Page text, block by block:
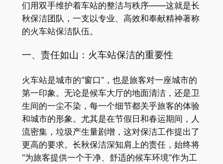
们用双手维护着车站的整洁与秩序——这就是长
秋保洁团队，一支以专业、高效和奉献精神著称
的火车站保洁队伍。
一、责任如山：火车站保洁的重要性
火车站是城市的“窗口”，也是旅客对一座城市的
第一印象。无论是候车大厅的地面清洁，还是卫
生间的一尘不染，每一个细节都关乎旅客的体验
和城市的形象。尤其是在节假日和春运期间，人
流密集，垃圾产生量剧增，这对保洁工作提出了
更高的要求。长秋保洁深知肩上的责任，始终将
“为旅客提供一个干净、舒适的候车环境”作为工